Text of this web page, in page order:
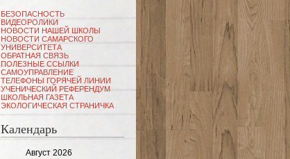
БЕЗОПАСНОСТЬ
ВИДЕОРОЛИКИ
НОВОСТИ НАШЕЙ ШКОЛЫ
НОВОСТИ САМАРСКОГО
УНИВЕРСИТЕТА
ОБРАТНАЯ СВЯЗЬ
ПОЛЕЗНЫЕ ССЫЛКИ
САМОУПРАВЛЕНИЕ
ТЕЛЕФОНЫ ГОРЯЧЕЙ ЛИНИИ
УЧЕНИЧЕСКИЙ РЕФЕРЕНДУМ
ШКОЛЬНАЯ ГАЗЕТА
ЭКОЛОГИЧЕСКАЯ СТРАНИЧКА
Календарь
Август 2026